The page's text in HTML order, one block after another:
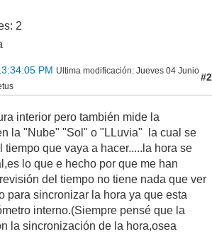
2
PM Ultima modificación: Jueves 04 Junio
#2
interior pero también mide la
la "Nube" "Sol" o "LLuvia" la cual se
tiempo que vaya a hacer.....la hora se
lo que e hecho por que me han
del tiempo no tiene nada que ver
para sincronizar la hora ya que esta
interno.(Siempre pensé que la
la sincronización de la hora,osea